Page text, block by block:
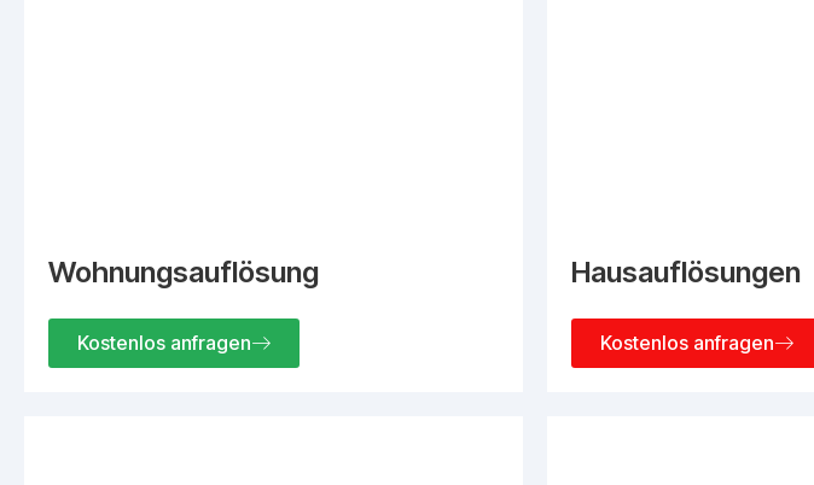
Wohnungsauflösung
Kostenlos anfragen
Hausauflösungen
Kostenlos anfragen